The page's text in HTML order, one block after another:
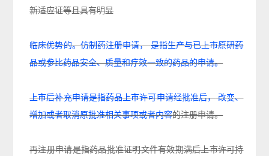
新适应证等且具有明显
临床优势的。仿制药注册申请， 是指生产与已上市原研药
品或参比药品安全、质量和疗效一致的药品的申请。
上市后补充申请是指药品上市许可申请经批准后， 改变、
增加或者取消原批准相关事项或者内容的注册申请。
再注册申请是指药品批准证明文件有效期满后上市许可持